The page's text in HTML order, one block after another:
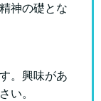
神の礎とな
。興味があ
い。